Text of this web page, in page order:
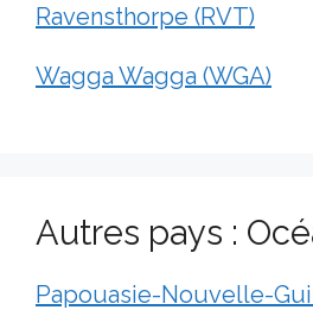
Ravensthorpe (RVT)
Wagga Wagga (WGA)
Autres pays :
Papouasie-Nouvelle-